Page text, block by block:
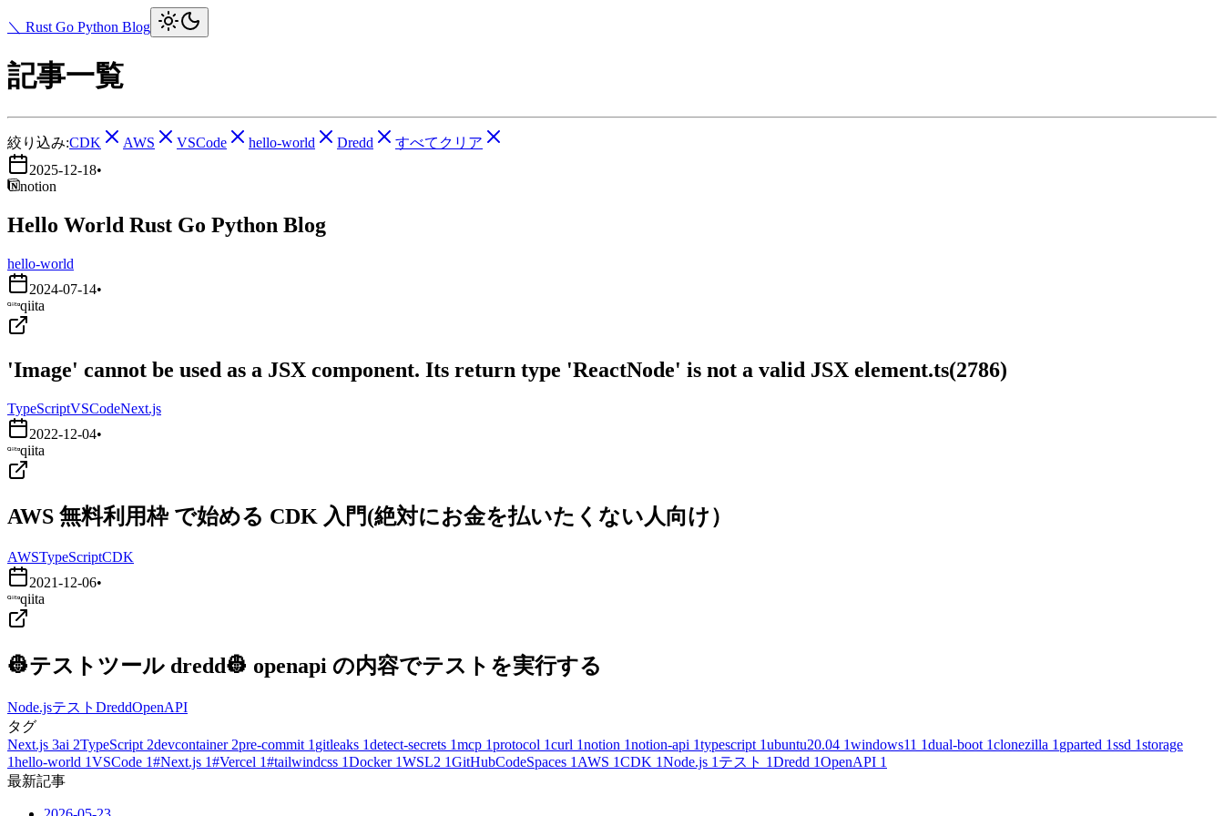
＼ Rust Go Python Blog
記事一覧
絞り込み:CDK AWS VSCode hello-world Dredd
すべてクリア
2025-12-18•
notion
Hello World Rust Go Python Blog
hello-world
2024-07-14•
qiita
'Image' cannot be used as a JSX component. Its return type 'ReactNode' is not a valid JSX element.ts(2786)
TypeScriptVSCodeNext.js
2022-12-04•
qiita
AWS 無料利用枠 で始める CDK 入門(絶対にお金を払いたくない人向け）
AWSTypeScriptCDK
2021-12-06•
qiita
👷テストツール dredd👷 openapi の内容でテストを実行する
Node.jsテスト DreddOpenAPI
タグ
Next.js 3ai 2TypeScript 2devcontainer 2pre-commit 1 gitleaks 1detect-secrets 1mcp 1protocol 1curl 1notion 1notion-api 1typescript 1ubuntu20.04 1windows11 1dual-boot 1clonezilla 1 gparted 1ssd 1storage
1hello-world 1VSCode 1#Next.js 1#Vercel 1#tailwindcss 1Docker 1WSL2 1GitHubCodeSpaces 1 AWS 1CDK 1Node.js 1 テスト 1Dredd 1OpenAPI 1
最新記事